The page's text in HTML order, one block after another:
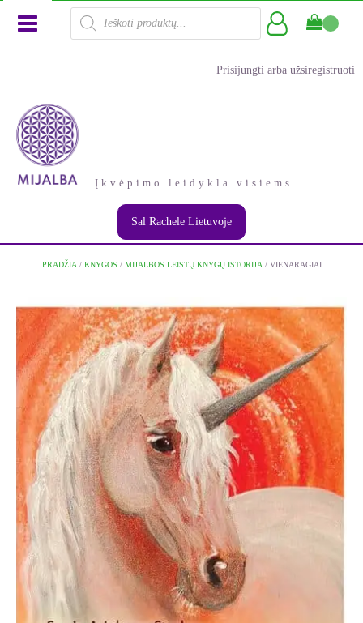
Products
search
Prisijungti arba užsiregistruoti
Įkvėpimo leidykla visiems
Sal Rachele Lietuvoje
PRADŽIA / KNYGOS / MIJALBOS LEISTŲ KNYGŲ ISTORIJA / VIENARAGIAI